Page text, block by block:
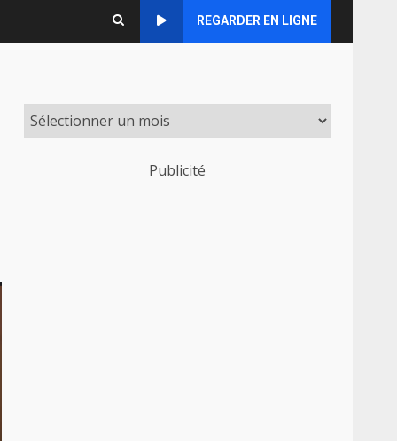
REGARDER EN LIGNE
Publicité